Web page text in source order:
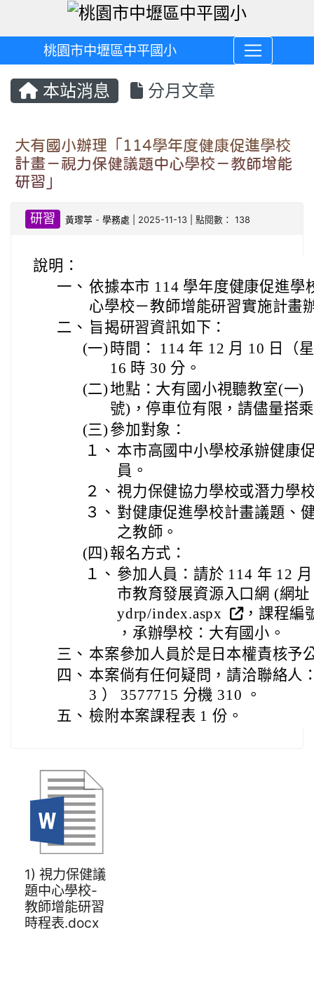
桃園市中壢區中平國小
本站消息 分月文章
大有國小辦理「114學年度健康促進學校
計畫－視力保健議題中心學校－教師增能
研習」
研習 黃瓈葶 -學務處 | 2025-11-13 | 點閱數： 138
說明：
一、 依據本市 114 學年度健康促進學
心學校－教師增能研習實施計畫
二、 旨揭研習資訊如下：
(一) 時間： 114 年 12 月 10 日（
16 時 30 分。
(二)地點：大有國小視聽教室(一)
號)，停車位有限，請儘量搭
(三) 參加對象：
１、 本市高國中小學校承辦健康
員。
２、 視力保健協力學校或潛力學
３、 對健康促進學校計畫議題、
之教師。
(四) 報名方式：
１、 參加人員：請於 114 年 12
市教育發展資源入口網 (網
ydrp/index.aspx
，課程編
，承辦學校：大有國小。
三、 本案參加人員於是日本權責核予
四、 本案倘有任何疑問，請洽聯絡人
3 ） 3577715 分機 310 。
五、 檢附本案課程表 1 份。
1) 視力保健議
題中心學校-
教師增能研習
時程表.docx